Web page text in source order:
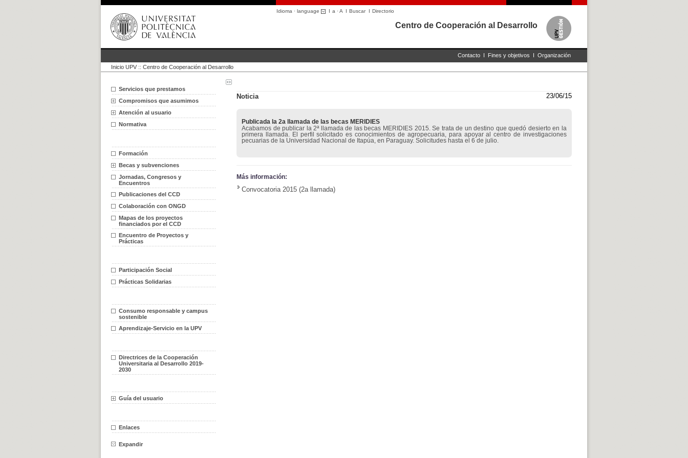
Idioma · language I a ·A I BuscarI Directorio
Centro de Cooperación al Desarrollo
Contacto I Fines y objetivos I Organización
Inicio UPV :: Centro de Cooperación al Desarrollo
Servicios que prestamos
Compromisos que asumimos
Atención al usuario
Normativa
Formación
Becas y subvenciones
Jornadas, Congresos y
Encuentros
Publicaciones del CCD
Colaboración con ONGD
Mapas de los proyectos
financiados por el CCD
Encuentro de Proyectos y
Prácticas
Participación Social
Prácticas Solidarias
Consumo responsable y campus
sostenible
Aprendizaje-Servicio en la UPV
Directrices de la Cooperación
Universitaria al Desarrollo 2019-
2030
Guía del usuario
Enlaces
Expandir
23/06/15
Noticia
Publicada la 2a llamada de las becas MERIDIES
Acabamos de publicar la 2ª llamada de las becas MERIDIES 2015. Se trata de un destino que quedó desierto en la
primera llamada. El perfil solicitado es conocimientos de agropecuaria, para apoyar al centro de investigaciones
pecuarias de la Universidad Nacional de Itapúa, en Paraguay. Solicitudes hasta el 6 de julio.
Más información:
Convocatoria 2015 (2a llamada)